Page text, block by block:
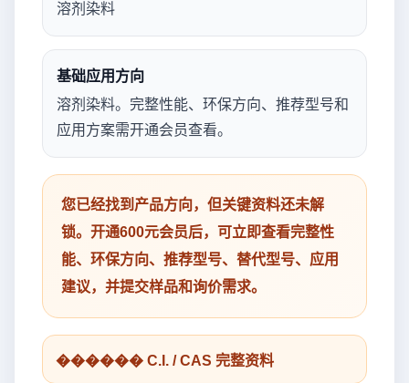
溶剂染料
基础应用方向
溶剂染料。完整性能、环保方向、推荐型号和
应用方案需开通会员查看。
您已经找到产品方向，但关键资料还未解
锁。开通600元会员后，可立即查看完整性
能、环保方向、推荐型号、替代型号、应用
建议，并提交样品和询价需求。
������ C.I. / CAS 完整资料